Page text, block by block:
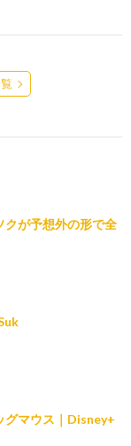
クが予想外の形で全
グマウス｜Disney+